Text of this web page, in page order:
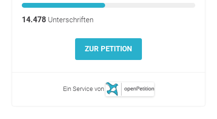
14.478 Unterschriften
ZUR PETITION
Ein Service von